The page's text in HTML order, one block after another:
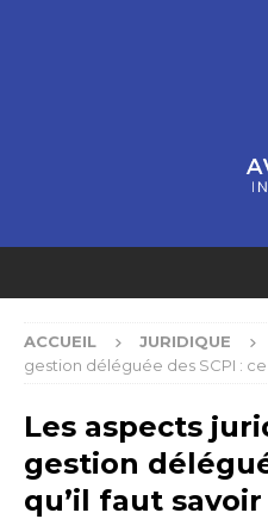
ACCUEIL JURIDIQUE
gestion déléguée des SCPI : ce
Les aspects
gestion
qu’il faut savoir